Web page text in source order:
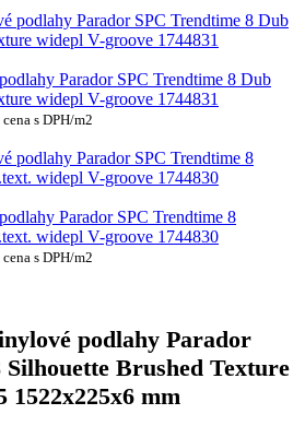
Parador SPC Trendtime 8 Dub
widepl V-groove 1744831
cena s DPH/m2
Parador SPC Trendtime 8
widepl V-groove 1744830
cena s DPH/m2
podlahy Parador
Silhouette Brushed Texture
1522x225x6 mm